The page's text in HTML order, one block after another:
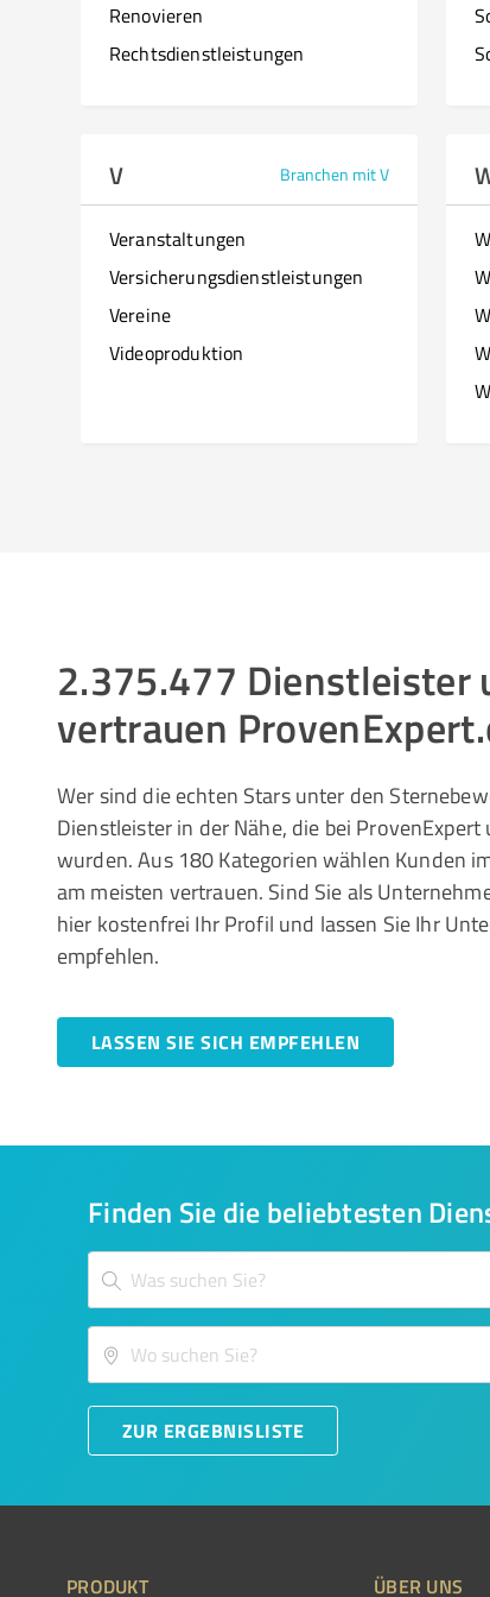
Renovieren
Rechtsdienstleistungen
V Branchen mit V
Veranstaltungen
Versicherungsdienstleistungen
Vereine
Videoproduktion
2.375.477 Dienstleister
vertrauen
Wer sind die echten Stars unter den
Dienstleister in der Nähe, die bei
wurden. Aus 180 Kategorien wählen Kunden
am meisten vertrauen. Sind Sie als
hier kostenfrei Ihr Profil und lassen Sie Ihr
empfehlen.
LASSEN SIE SICH EMPFEHLEN
Finden Sie die beliebtesten
ZUR ERGEBNISLISTE
PRODUKT ÜBER UNS